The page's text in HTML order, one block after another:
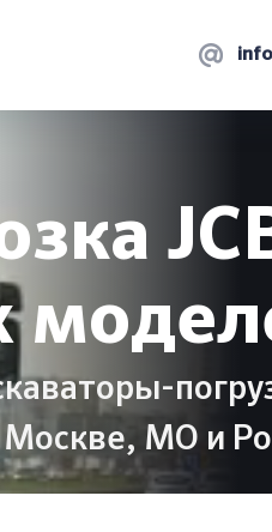
Москве, МО и